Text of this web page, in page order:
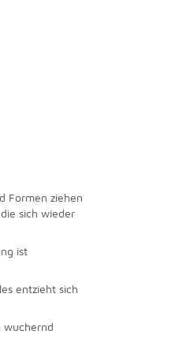
Formen ziehen
sich wieder
ist
entzieht sich
wuchernd